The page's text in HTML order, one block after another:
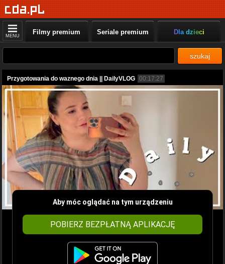
MENU Filmy premium Seriale premium Dla dzieci
szukaj
Przygotowania do waznego dnia || DailyVLOG 00:17:27
Aby móc oglądać na tym urządzeniu
POBIERZ BEZPŁATNĄ APLIKACJĘ